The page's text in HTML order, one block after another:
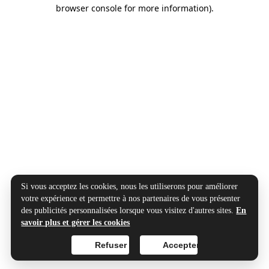
browser console for more information).
Si vous acceptez les cookies, nous les utiliserons pour améliorer
votre expérience et permettre à nos partenaires de vous présenter
des publicités personnalisées lorsque vous visitez d'autres sites.En
savoir plus et gérer les cookies
Accepter
Refuser